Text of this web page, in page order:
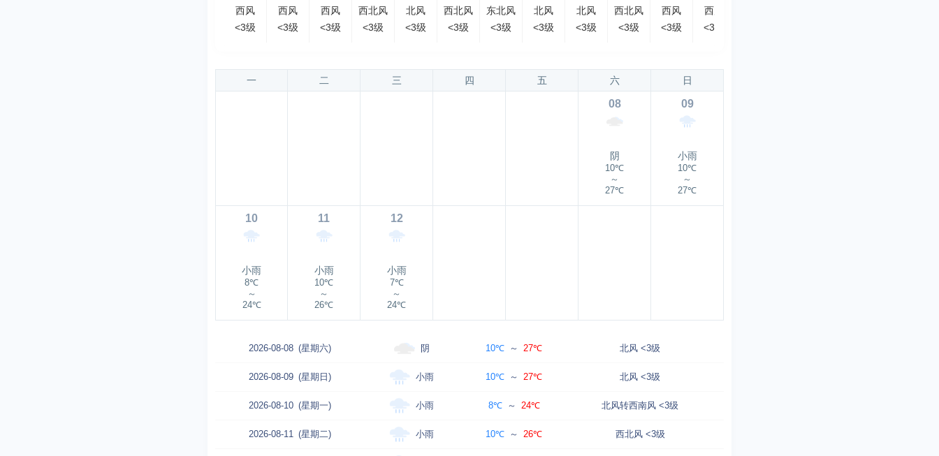
西风
<3级
西风
<3级
西风
<3级
西北风
<3级
北风
<3级
西北风
<3级
东北风
<3级
北风
<3级
北风
<3级
西北风
<3级
西风
<3级
西风
<3级
一 二 三 四 五 六 日
08
阴
10℃
～
27℃
09
小雨
10℃
～
27℃
10
小雨
8℃
～
24℃
11
小雨
10℃
～
26℃
12
小雨
7℃
～
24℃
2026-08-08 (星期六) 阴 10℃ ～ 27℃ 北风 <3级
2026-08-09 (星期日) 小雨 10℃ ～ 27℃ 北风 <3级
2026-08-10 (星期一) 小雨 8℃ ～ 24℃ 北风转西南风 <3级
2026-08-11 (星期二) 小雨 10℃ ～ 26℃ 西北风 <3级